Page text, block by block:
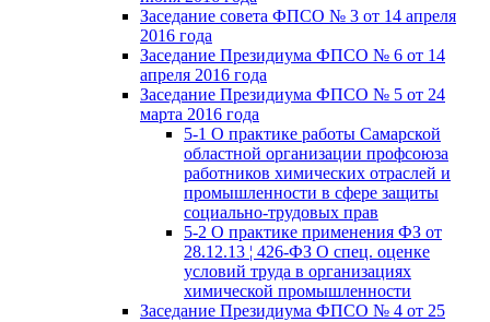
Заседание совета ФПСО № 3 от 14 апреля
2016 года
Заседание Президиума ФПСО № 6 от 14
апреля 2016 года
Заседание Президиума ФПСО № 5 от 24
марта 2016 года
5-1 О практике работы Самарской
областной организации профсоюза
работников химических отраслей и
промышленности в сфере защиты
социально-трудовых прав
5-2 О практике применения ФЗ от
28.12.13 ¦ 426-ФЗ О спец. оценке
условий труда в организациях
химической промышленности
Заседание Президиума ФПСО № 4 от 25